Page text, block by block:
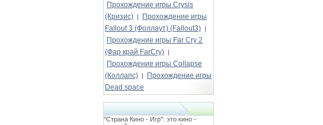
Прохождение игры Crysis
(Кризис) |
Прохождение игры
Fallout 3 (Фоллаут) (Fallout3) |
Прохождение игры Far Cry 2
(Фар край FarCry) |
Прохождение игры Collapse
(Коллапс) |
Прохождение игры
Dead space
"Страна Кино - Игр": это кино -